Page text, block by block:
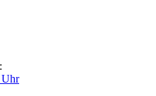
Uhr